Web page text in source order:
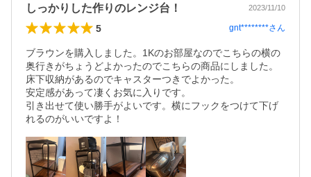
しっかりした作りのレンジ台！ 2023/11/10
5 gnt********さん
ブラウンを購入しました。1Kのお部屋なのでこちらの横の
奥行きがちょうどよかったのでこちらの商品にしました。
床下収納があるのでキャスターつきでよかった。
安定感があって凄くお気に入りです。
引き出せて使い勝手がよいです。横にフックをつけて下げ
れるのがいいですよ！